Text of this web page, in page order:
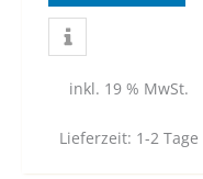
inkl. 19 % MwSt.
Lieferzeit: 1-2 Tage